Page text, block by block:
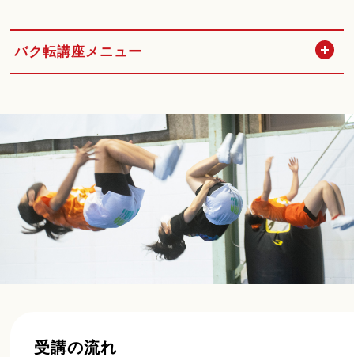
バク転講座メニュー 開
受講の流れ